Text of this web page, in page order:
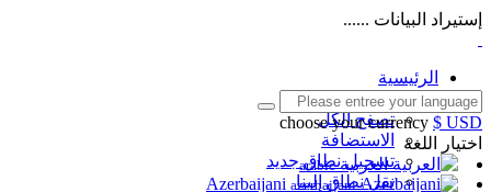
إستيراد البيانات ......
الرئيسية
المتجر
تصفح الكل
الاستضافة
تسجيل نطاق جديد
نقل نطاق إلينا
choose your currency $ USD
اختيار اللغة
العربيةarabic
Azerbaijani
azerbaijani